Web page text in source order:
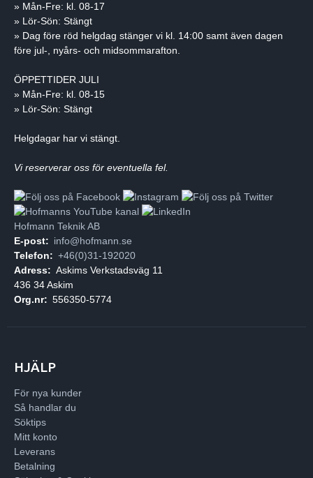
» Mån-Fre: kl. 08-17
» Lör-Sön: Stängt
» Dag före röd helgdag stänger vi kl. 14:00 samt även dagen
före jul-, nyårs- och midsommarafton.
ÖPPETTIDER JULI
» Mån-Fre: kl. 08-15
» Lör-Sön: Stängt
Helgdagar har vi stängt.
Vi reserverar oss för eventuella fel.
Hofmann Teknik AB
E-post: info@hofmann.se
Telefon: +46(0)31-192020
Adress: Askims Verkstadsväg 11
436 34 Askim
Org.nr: 556350-5774
HJÄLP
För nya kunder
Så handlar du
Söktips
Mitt konto
Leverans
Betalning